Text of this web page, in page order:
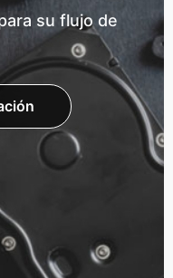
su flujo de